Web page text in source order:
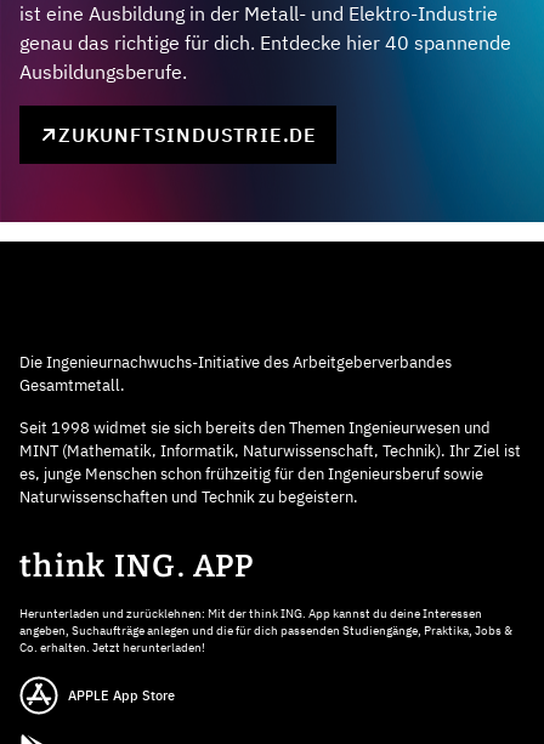
ist eine Ausbildung in der Metall- und Elektro-Industrie
genau das richtige für dich. Entdecke hier 40 spannende
Ausbildungsberufe.
ZUKUNFTSINDUSTRIE.DE
Die Ingenieurnachwuchs-Initiative des Arbeitgeberverbandes
Gesamtmetall.
Seit 1998 widmet sie sich bereits den Themen Ingenieurwesen und
MINT (Mathematik, Informatik, Naturwissenschaft, Technik). Ihr Ziel ist
es, junge Menschen schon frühzeitig für den Ingenieursberuf sowie
Naturwissenschaften und Technik zu begeistern.
think ING. APP
Herunterladen und zurücklehnen: Mit der think ING. App kannst du deine Interessen
angeben, Suchaufträge anlegen und die für dich passenden Studiengänge, Praktika, Jobs &
Co. erhalten. Jetzt herunterladen!
APPLE App Store